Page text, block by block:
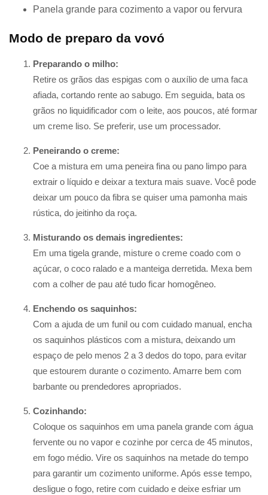
Panela grande para cozimento a vapor ou fervura
Modo de preparo da vovó
Preparando o milho:
Retire os grãos das espigas com o auxílio de uma faca
afiada, cortando rente ao sabugo. Em seguida, bata os
grãos no liquidificador com o leite, aos poucos, até formar
um creme liso. Se preferir, use um processador.
Peneirando o creme:
Coe a mistura em uma peneira fina ou pano limpo para
extrair o líquido e deixar a textura mais suave. Você pode
deixar um pouco da fibra se quiser uma pamonha mais
rústica, do jeitinho da roça.
Misturando os demais ingredientes:
Em uma tigela grande, misture o creme coado com o
açúcar, o coco ralado e a manteiga derretida. Mexa bem
com a colher de pau até tudo ficar homogêneo.
Enchendo os saquinhos:
Com a ajuda de um funil ou com cuidado manual, encha
os saquinhos plásticos com a mistura, deixando um
espaço de pelo menos 2 a 3 dedos do topo, para evitar
que estourem durante o cozimento. Amarre bem com
barbante ou prendedores apropriados.
Cozinhando:
Coloque os saquinhos em uma panela grande com água
fervente ou no vapor e cozinhe por cerca de 45 minutos,
em fogo médio. Vire os saquinhos na metade do tempo
para garantir um cozimento uniforme. Após esse tempo,
desligue o fogo, retire com cuidado e deixe esfriar um